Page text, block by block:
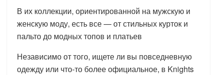
В их коллекции, ориентированной на мужскую и
женскую моду, есть все — от стильных курток и
пальто до модных топов и платьев
Независимо от того, ищете ли вы повседневную
одежду или что-то более официальное, в Knights